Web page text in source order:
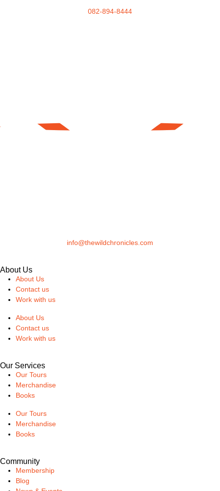
082-894-8444
info@thewildchronicles.com
About Us
About Us
Contact us
Work with us
About Us
Contact us
Work with us
Our Services
Our Tours
Merchandise
Books
Our Tours
Merchandise
Books
Community
Membership
Blog